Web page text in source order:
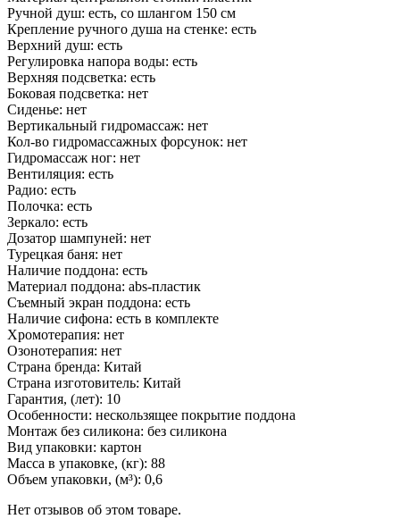
Ручной душ: есть, со шлангом 150 см
Крепление ручного душа на стенке: есть
Верхний душ: есть
Регулировка напора воды: есть
Верхняя подсветка: есть
Боковая подсветка: нет
Сиденье: нет
Вертикальный гидромассаж: нет
Кол-во гидромассажных форсунок: нет
Гидромассаж ног: нет
Вентиляция: есть
Радио: есть
Полочка: есть
Зеркало: есть
Дозатор шампуней: нет
Турецкая баня: нет
Наличие поддона: есть
Материал поддона: abs-пластик
Съемный экран поддона: есть
Наличие сифона: есть в комплекте
Хромотерапия: нет
Озонотерапия: нет
Страна бренда: Китай
Страна изготовитель: Китай
Гарантия, (лет): 10
Особенности: нескользящее покрытие поддона
Монтаж без силикона: без силикона
Вид упаковки: картон
Масса в упаковке, (кг): 88
Объем упаковки, (м³): 0,6
Нет отзывов об этом товаре.